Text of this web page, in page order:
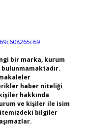
bir marka, kurum
bulunmamaktadır.
haber niteliği
hakkında
ve kişiler ile isim
bilgiler